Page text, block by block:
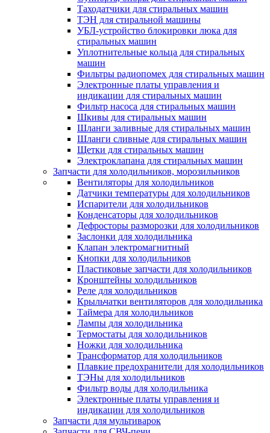
Таходатчики для стиральных машин
ТЭН для стиральной машины
УБЛ-устройство блокировки люка для
стиральных машин
Уплотнительные кольца для стиральных
машин
Фильтры радиопомех для стиральных машин
Электронные платы управления и
индикации для стиральных машин
Фильтр насоса для стиральных машин
Шкивы для стиральных машин
Шланги заливные для стиральных машин
Шланги сливные для стиральных машин
Щетки для стиральных машин
Электроклапана для стиральных машин
Запчасти для холодильников, морозильников
Вентиляторы для холодильников
Датчики температуры для холодильников
Испарители для холодильников
Конденсаторы для холодильников
Дефросторы разморозки для холодильников
Заслонки для холодильника
Клапан электромагнитный
Кнопки для холодильников
Пластиковые запчасти для холодильников
Кронштейны холодильников
Реле для холодильников
Крыльчатки вентиляторов для холодильника
Таймера для холодильников
Лампы для холодильника
Термостаты для холодильников
Ножки для холодильника
Трансформатор для холодильников
Плавкие предохранители для холодильников
ТЭНы для холодильников
Фильтр воды для холодильника
Электронные платы управления и
индикации для холодильников
Запчасти для мультиварок